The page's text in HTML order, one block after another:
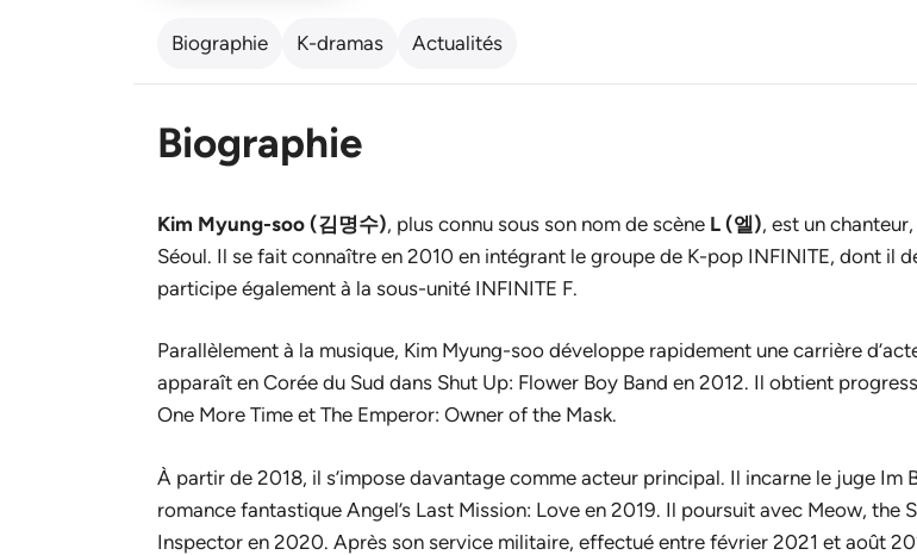
Biographie K-dramas Actualités
Biographie
Kim Myung-soo (김명수), plus connu sous son nom de scène L (엘), est un
Séoul. Il se fait connaître en 2010 en intégrant le groupe de K-pop INFINITE, dont il
participe également à la sous-unité INFINITE F.
Parallèlement à la musique, Kim Myung-soo développe rapidement une carrière
apparaît en Corée du Sud dans Shut Up: Flower Boy Band en 2012. Il obtient
One More Time et The Emperor: Owner of the Mask.
À partir de 2018, il s’impose davantage comme acteur principal. Il incarne le juge Im
romance fantastique Angel’s Last Mission: Love en 2019. Il poursuit avec Meow, the
Inspector en 2020. Après son service militaire, effectué entre février 2021 et août